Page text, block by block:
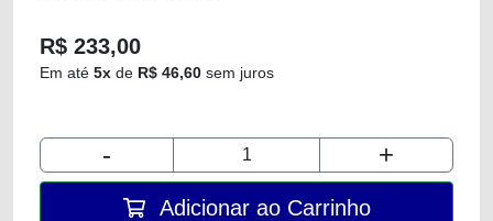
R$ 233,00
Em até 5x de R$ 46,60 sem juros
- +
Adicionar ao Carrinho